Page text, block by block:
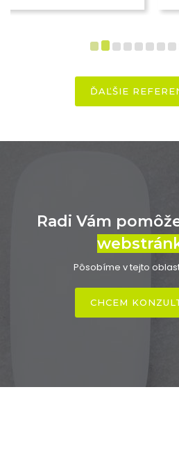
ĎAĽŠIE
Radi Vám
Pôsobíme v tejto
CHCEM